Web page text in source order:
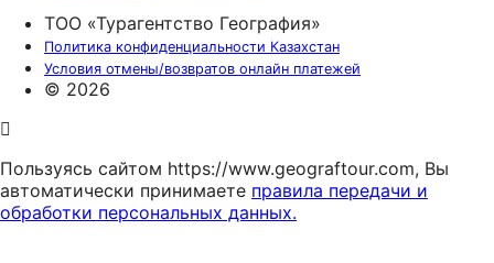
ТОО «Турагентство География»
Политика конфиденциальности Казахстан
Условия отмены/возвратов онлайн платежей
© 2026
Пользуясь сайтом https://www.geograftour.com, Вы
автоматически принимаете правила передачи и
обработки персональных данных.